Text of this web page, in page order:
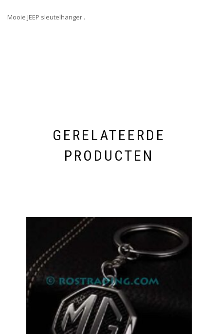
Mooie JEEP sleutelhanger .
GERELATEERDE
PRODUCTEN